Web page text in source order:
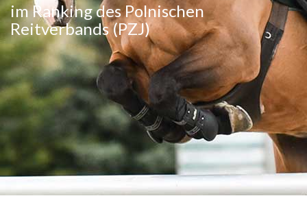
im Ranking des Polnischen
Reitverbands (PZJ)